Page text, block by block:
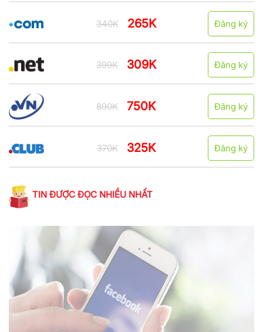
340K 265K Đăng ký
399K 309K Đăng ký
890K 750K Đăng ký
370K 325K Đăng ký
TIN ĐƯỢC ĐỌC NHIỀU NHẤT